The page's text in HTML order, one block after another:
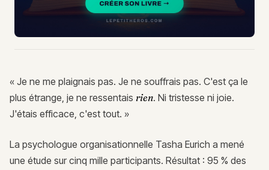
« Je ne me plaignais pas. Je ne souffrais pas. C'est ça le
plus étrange, je ne ressentais rien. Ni tristesse ni joie.
J'étais efficace, c'est tout. »
La psychologue organisationnelle Tasha Eurich a mené
une étude sur cinq mille participants. Résultat : 95 % des